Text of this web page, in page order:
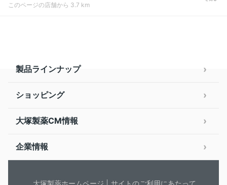
このページの店舗から 3.7 km
製品ラインナップ
ショッピング
大塚製薬CM情報
企業情報